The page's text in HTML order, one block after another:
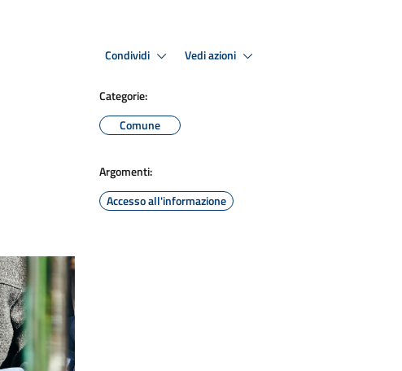
Condividi Vedi azioni
Categorie:
Comune
Argomenti:
Accesso all'informazione